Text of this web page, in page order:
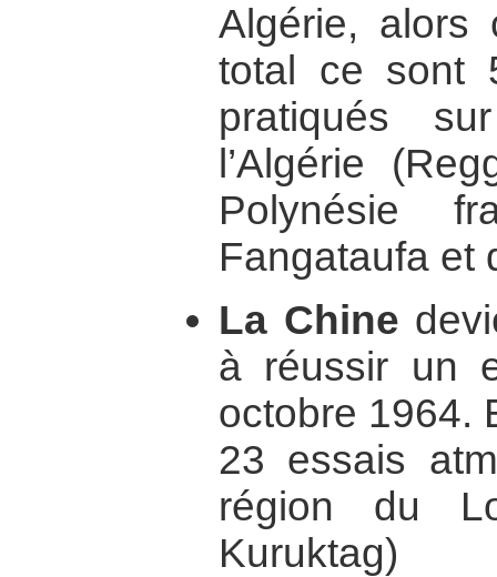
Algérie, alors
total ce sont
pratiqués
l’Algérie
Polynésie
Fangataufa et
La Chine
à réussir un
octobre 1964.
23 essais
région du
Kuruktag)